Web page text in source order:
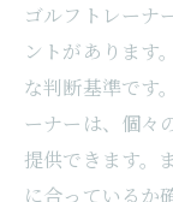
ゴルフトレーナ
ントがあります
な判断基準です
ーナーは、個々
提供できます。
に合っているか